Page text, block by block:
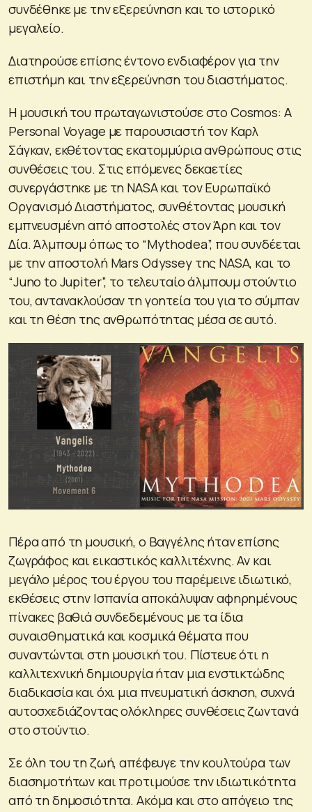
συνδέθηκε με την εξερεύνηση και το ιστορικό
μεγαλείο.
Διατηρούσε επίσης έντονο ενδιαφέρον για την
επιστήμη και την εξερεύνηση του διαστήματος.
Η μουσική του πρωταγωνιστούσε στο Cosmos: A
Personal Voyage με παρουσιαστή τον Καρλ
Σάγκαν, εκθέτοντας εκατομμύρια ανθρώπους στις
συνθέσεις του. Στις επόμενες δεκαετίες
συνεργάστηκε με τη NASA και τον Ευρωπαϊκό
Οργανισμό Διαστήματος, συνθέτοντας μουσική
εμπνευσμένη από αποστολές στον Άρη και τον
Δία. Άλμπουμ όπως το “Mythodea”, που συνδέεται
με την αποστολή Mars Odyssey της NASA, και το
“Juno to Jupiter”, το τελευταίο άλμπουμ στούντιο
του, αντανακλούσαν τη γοητεία του για το σύμπαν
και τη θέση της ανθρωπότητας μέσα σε αυτό.
Πέρα από τη μουσική, ο Βαγγέλης ήταν επίσης
ζωγράφος και εικαστικός καλλιτέχνης. Αν και
μεγάλο μέρος του έργου του παρέμεινε ιδιωτικό,
εκθέσεις στην Ισπανία αποκάλυψαν αφηρημένους
πίνακες βαθιά συνδεδεμένους με τα ίδια
συναισθηματικά και κοσμικά θέματα που
συναντώνται στη μουσική του. Πίστευε ότι η
καλλιτεχνική δημιουργία ήταν μια ενστικτώδης
διαδικασία και όχι μια πνευματική άσκηση, συχνά
αυτοσχεδιάζοντας ολόκληρες συνθέσεις ζωντανά
στο στούντιο.
Σε όλη του τη ζωή, απέφευγε την κουλτούρα των
διασημοτήτων και προτιμούσε την ιδιωτικότητα
από τη δημοσιότητα. Ακόμα και στο απόγειο της